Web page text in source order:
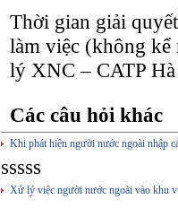
Thời gian giải
làm việc (không kể
lý XNC – CATP
Các câu hỏi khác
Khi phát hiện người nước ngoài nhập
sssss
Xử lý việc người nước ngoài vào khu